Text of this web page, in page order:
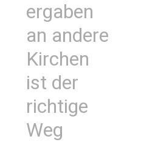
ergaben
an andere
Kirchen
ist der
richtige
Weg